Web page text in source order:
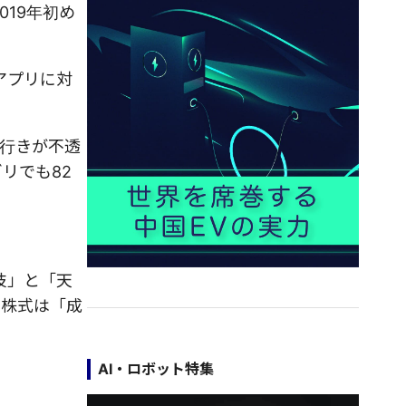
年初め
プリに対
きが不透
でも82
」と「天
式は「成
AI・ロボット特集